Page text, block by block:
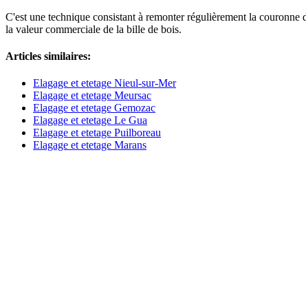
C'est une technique consistant à remonter régulièrement la
la valeur commerciale de la bille de bois.
Articles similaires:
Elagage et etetage Nieul-sur-Mer
Elagage et etetage Meursac
Elagage et etetage Gemozac
Elagage et etetage Le Gua
Elagage et etetage Puilboreau
Elagage et etetage Marans